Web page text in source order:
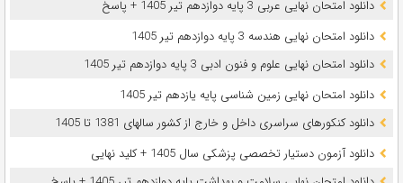
دانلود امتحان نهایی عربی 3 پایه دوازدهم تیر 1405 + پاسخ
دانلود امتحان نهایی هندسه 3 پایه دوازدهم تیر 1405
دانلود امتحان نهایی علوم و فنون ادبی 3 پایه دوازدهم تیر 1405
دانلود امتحان نهایی زمین شناسی پایه یازدهم تیر 1405
دانلود کنکورهای سراسری داخل و خارج از کشور سالهای 1381 تا 1405
دانلود آزمون دستیار تخصصی پزشکی سال 1405 + کلید نهایی